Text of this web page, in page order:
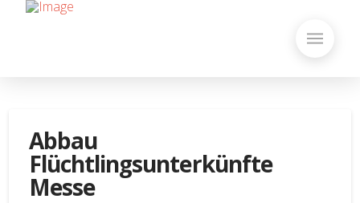
Abbau
Flüchtlingsunterkünfte
Messe